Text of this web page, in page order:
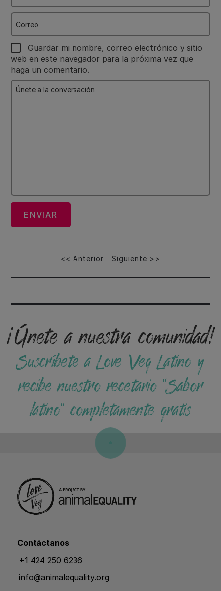
Correo
Guardar mi nombre, correo electrónico y sitio
web en este navegador para la próxima vez que
haga un comentario.
Únete
Navegación
de
<< Anterior Siguiente >>
¡Únete a nuestra comunidad!
Suscríbete a Love Veg Latino y
recibe nuestro recetario “Sabor
latino” completamente gratis
Contáctanos
+1 424 250 6236
info@animalequality.org